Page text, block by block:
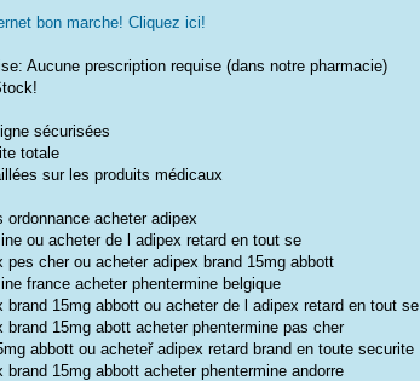
bon marche! Cliquez ici!
Aucune prescription requise (dans notre pharmacie)
sécurisées
totale
sur les produits médicaux
ordonnance acheter adipex
ou acheter de l adipex retard en tout se
pes cher ou acheter adipex brand 15mg abbott
france acheter phentermine belgique
brand 15mg abbott ou acheter de l adipex retard en tout se
brand 15mg abott acheter phentermine pas cher
abbott ou acheteř adipex retard brand en toute securite
brand 15mg abbott acheter phentermine andorre